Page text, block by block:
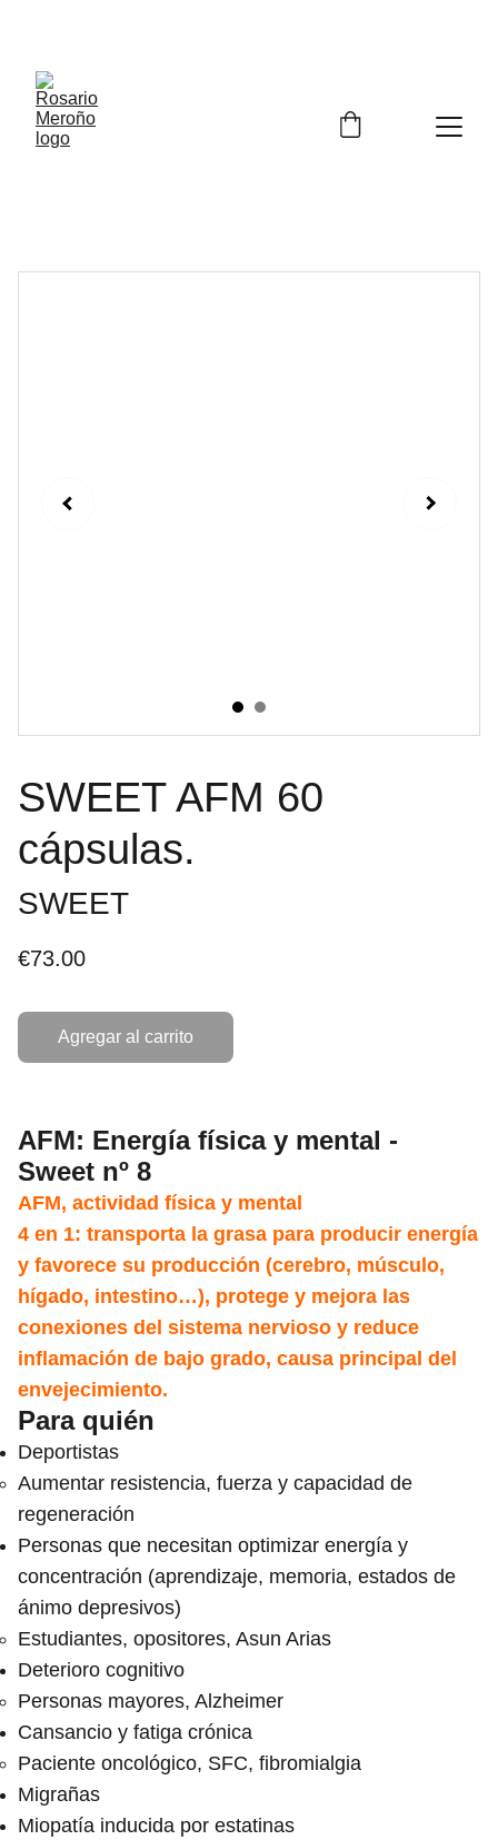
SWEET AFM 60
cápsulas.
SWEET
€73.00
Agregar al carrito
AFM: Energía física y mental -
Sweet nº 8
AFM, actividad física y mental
4 en 1: transporta la grasa para producir energía
y favorece su producción (cerebro, músculo,
hígado, intestino…), protege y mejora las
conexiones del sistema nervioso y reduce
inflamación de bajo grado, causa principal del
envejecimiento.
Para quién
Deportistas
Aumentar resistencia, fuerza y capacidad de
regeneración
Personas que necesitan optimizar energía y
concentración (aprendizaje, memoria, estados de
ánimo depresivos)
Estudiantes, opositores, Asun Arias
Deterioro cognitivo
Personas mayores, Alzheimer
Cansancio y fatiga crónica
Paciente oncológico, SFC, fibromialgia
Migrañas
Miopatía inducida por estatinas